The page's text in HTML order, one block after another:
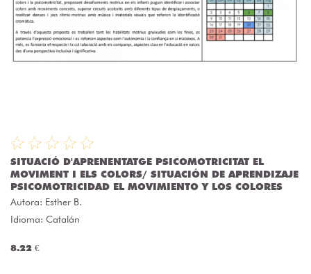
SITUACIÓ D'APRENENTATGE PSICOMOTRICITAT EL
MOVIMENT I ELS COLORS/ SITUACIÓN DE APRENDIZAJE
PSICOMOTRICIDAD EL MOVIMIENTO Y LOS COLORES
Autora: Esther B.
Idioma: Catalán
8.22 €